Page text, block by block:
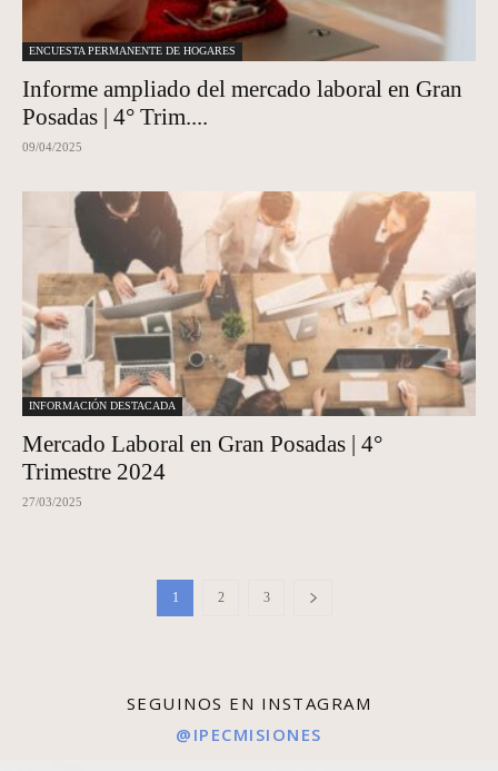
ENCUESTA PERMANENTE DE HOGARES
Informe ampliado del mercado laboral en Gran
Posadas | 4° Trim....
09/04/2025
INFORMACIÓN DESTACADA
Mercado Laboral en Gran Posadas | 4°
Trimestre 2024
27/03/2025
1 2 3
SEGUINOS EN INSTAGRAM
@IPECMISIONES